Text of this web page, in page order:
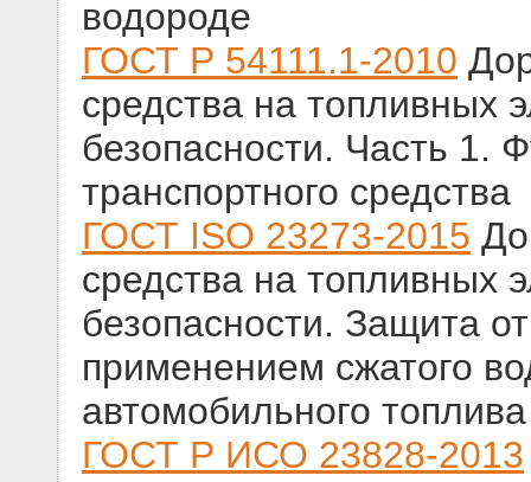
водороде
ГОСТ Р 54111.1-2010
средства на топливных
безопасности. Часть 1.
транспортного средства
ГОСТ ISO 23273-2015
средства на топливных
безопасности. Защита
применением сжатого
автомобильного топлива
ГОСТ Р ИСО 23828-2013